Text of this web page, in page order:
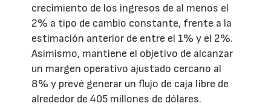
crecimiento de los ingresos de al menos el
2% a tipo de cambio constante, frente a la
estimación anterior de entre el 1% y el 2%.
Asimismo, mantiene el objetivo de alcanzar
un margen operativo ajustado cercano al
8% y prevé generar un flujo de caja libre de
alrededor de 405 millones de dólares.